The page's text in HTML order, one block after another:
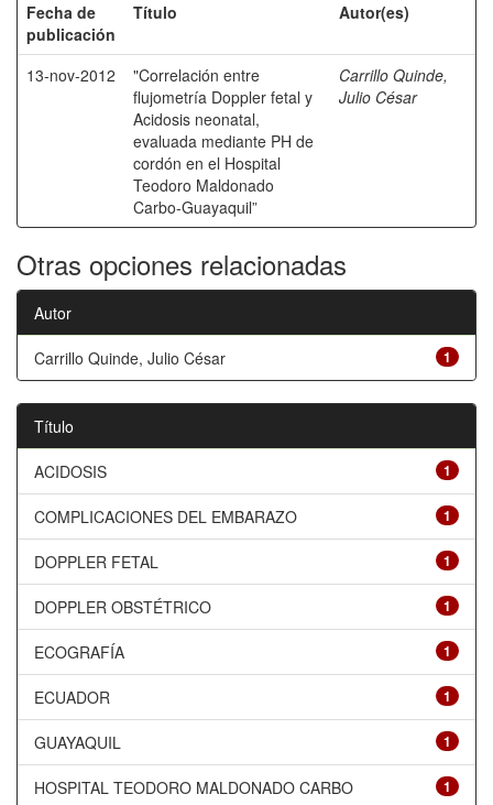
Fecha de
publicación
Título Autor(es)
13-nov-2012
"Correlación entre
flujometría Doppler fetal y
Acidosis neonatal,
evaluada mediante PH de
cordón en el Hospital
Teodoro Maldonado
Carbo-Guayaquil”
Carrillo Quinde,
Julio César
Otras opciones relacionadas
Autor
1
Carrillo Quinde, Julio César
Título
1
ACIDOSIS
1
COMPLICACIONES DEL EMBARAZO
1
DOPPLER FETAL
1
DOPPLER OBSTÉTRICO
1
ECOGRAFÍA
1
ECUADOR
1
GUAYAQUIL
1
HOSPITAL TEODORO MALDONADO CARBO